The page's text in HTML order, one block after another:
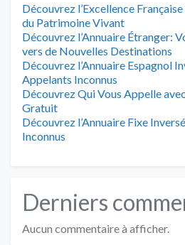
Découvrez l’Excellence
du Patrimoine Vivant
Découvrez l’Annuaire Étranger:
vers de Nouvelles Destinations
Découvrez l’Annuaire Espagnol
Appelants Inconnus
Découvrez Qui Vous Appelle
Gratuit
Découvrez l’Annuaire Fixe
Inconnus
Derniers
Aucun commentaire à afficher.